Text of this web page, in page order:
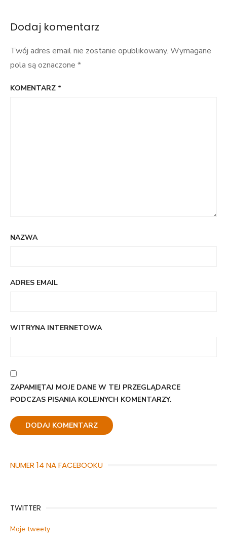
Dodaj komentarz
Twój adres email nie zostanie opublikowany. Wymagane
pola są oznaczone *
KOMENTARZ *
NAZWA
ADRES EMAIL
WITRYNA INTERNETOWA
ZAPAMIĘTAJ MOJE DANE W TEJ PRZEGLĄDARCE
PODCZAS PISANIA KOLEJNYCH KOMENTARZY.
NUMER 14 NA FACEBOOKU
TWITTER
Moje tweety